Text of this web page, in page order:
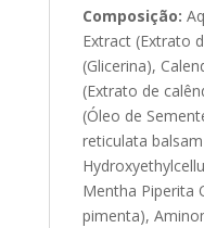
Composição:
Extract (Extrato
(Glicerina),
(Extrato de
(Óleo de
reticulata
Mentha Piperita
pimenta),